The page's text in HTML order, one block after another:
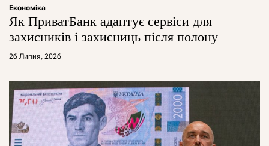
Економіка
Як ПриватБанк адаптує сервіси для
захисників і захисниць після полону
26 Липня, 2026